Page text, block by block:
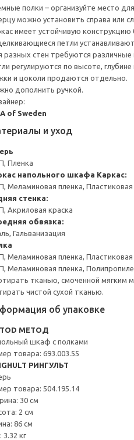
полки – организуйте место
можно установить справа или
имеет устойчивую
петли
разных стен требуются
регулируются по высоте,
и цоколи продаются отдельно.
дополнить ручкой.
of Sweden
и уход
Пленка
напольного шкафа Каркас:
Меламиновая пленка, Пластиковая
стенка:
Акриловая краска
обвязка:
Гальванизация
Меламиновая пленка, Пластиковая
Меламиновая пленка,
тканью, смоченной мягким
чистой сухой тканью.
об упаковке
МЕТОД
шкаф с полками
товара: 693.003.55
РИНГУЛЬТ
товара: 504.195.14
30 см
2 см
86 см
3.32 кг